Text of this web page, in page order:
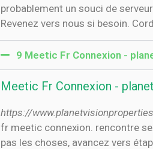
probablement un souci de
Revenez vers nous si besoin.
9 Meetic Fr Connexion -
Meetic Fr Connexion -
https://
fr meetic connexion. rencontre
pas les choses, avancez vers